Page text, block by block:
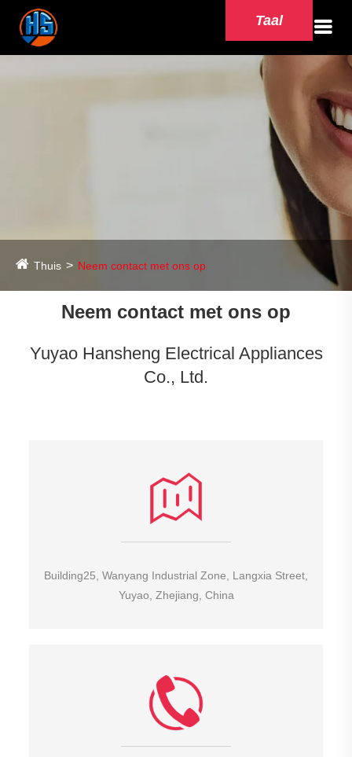
Taal
Thuis Neem contact met ons op
Neem contact met ons op
Yuyao Hansheng Electrical Appliances
Co., Ltd.
Building25, Wanyang Industrial Zone, Langxia Street,
Yuyao, Zhejiang, China